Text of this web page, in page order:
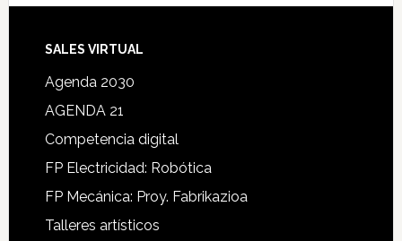
SALES VIRTUAL
Agenda 2030
AGENDA 21
Competencia digital
FP Electricidad: Robótica
FP Mecánica: Proy. Fabrikazioa
Talleres artísticos